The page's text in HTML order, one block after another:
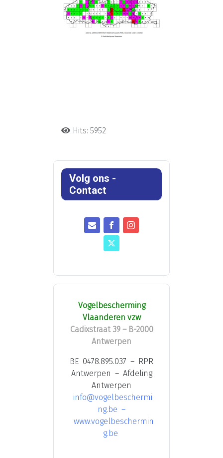
Hits: 5952
Volg ons -
Contact
Vogelbescherming
Vlaanderen vzw
Cadixstraat 39 – B-2000
Antwerpen
BE 0478.895.037 – RPR
Antwerpen – Afdeling
Antwerpen
info@vogelbeschermi
ng.be –
www.vogelbeschermin
g.be